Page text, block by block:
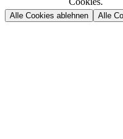
Alle Cookies ablehnen Alle